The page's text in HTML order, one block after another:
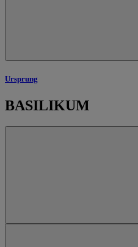
Ursprung
BASILIKUM